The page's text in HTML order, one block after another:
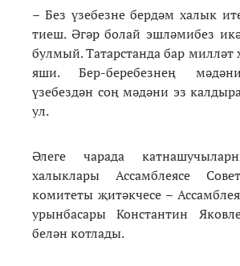
– Без үзебезне бердәм халык
тиеш. Әгәр болай эшләмибез
булмый. Татарстанда бар милләт
яши. Бер-беребезнең
үзебездән соң мәдәни эз
ул.
Әлеге чарада
халыклары Ассамблеясе
комитеты җитәкчесе –
урынбасары Константин
белән котлады.